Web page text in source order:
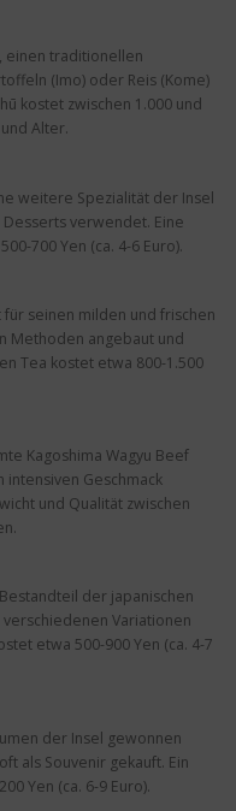
einen traditionellen
(Imo) oder Reis (Kome)
kostet zwischen 1.000 und
Alter.
weitere Spezialität der Insel
verwendet. Eine
700 Yen (ca. 4-6 Euro).
für seinen milden und frischen
Methoden angebaut und
Tea kostet etwa 800-1.500
Kagoshima Wagyu Beef
Geschmack
und Qualität zwischen
der japanischen
verschiedenen Variationen
etwa 500-900 Yen (ca. 4-7
der Insel gewonnen
als Souvenir gekauft. Ein
Yen (ca. 6-9 Euro).